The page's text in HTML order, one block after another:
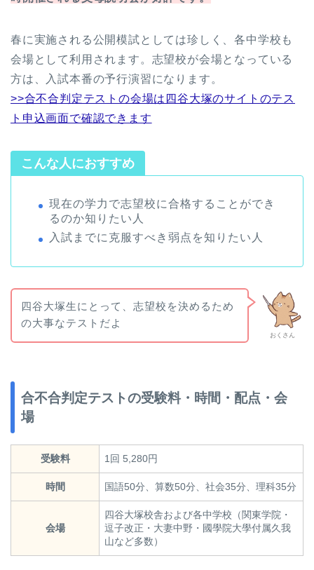
春に実施される公開模試としては珍しく、各中学校も
会場として利用されます。志望校が会場となっている
方は、入試本番の予行演習になります。
>>合不合判定テストの会場は四谷大塚のサイトのテス
ト申込画面で確認できます
こんな人におすすめ
現在の学力で志望校に合格することができ
るのか知りたい人
入試までに克服すべき弱点を知りたい人
おくさん
四谷大塚生にとって、志望校を決めるため
の大事なテストだよ
合不合判定テストの受験料・時間・配点・会
場
受験料 1回 5,280円
時間 国語50分、算数50分、社会35分、理科35分
会場
四谷大塚校舎および各中学校（関東学院・
逗子改正・大妻中野・國學院大學付属久我
山など多数）